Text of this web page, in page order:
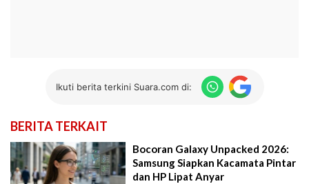
Ikuti berita terkini Suara.com di:
BERITA TERKAIT
Bocoran Galaxy Unpacked 2026:
Samsung Siapkan Kacamata Pintar
dan HP Lipat Anyar